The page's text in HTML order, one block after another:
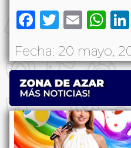
Facebook
Twitter
Fecha: 20 mayo,